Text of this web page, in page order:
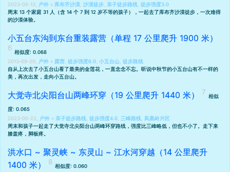
2023-05-13,
户外 » 库布齐沙漠 沙漠徒步 亲子徒步路线 徒步强度3.0
周末 13 个家庭 31 人（含 14 个 7 到 12 岁不等的孩子），一起去了库布齐沙漠徒步，一次难得
的沙漠体验。
小五台东沟到东台重装露营（单程 17 公里爬升 1900 米）
相似度: 0.068
2013-09-20,
户外 » 露营 徒步强度6.0 小五台山
徒步路线
自从 上次去了小五台山看了最美的金莲花 ，一直念念不忘。听说中秋节的小五台山有不一样的
美，再次出发，走向小五台山。
大觉寺北尖阳台山两峰环穿（19 公里爬升 1440 米） 相似
度: 0.065
2023-05-22,
户外 » 亲子徒步路线 徒步强度4.0 三峰路线
凤凰岭片区
周末和孩子一起走了大觉寺北尖阳台山两峰环穿路线，强度比三峰略低，但也不小了。走下来
膝盖疼，脚板疼。
洪水口 ~ 聚灵峡 ~ 东灵山 ~ 江水河穿越（14 公里爬升
1400 米）
相似度: 0.060